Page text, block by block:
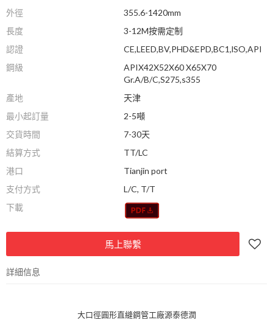
外徑
355.6-1420mm
長度
3-12M按需定制
認證
CE,LEED,BV,PHD&EPD,BC1,lSO,API
鋼級
APIX42X52X60 X65X70
Gr.A/B/C,S275,s355
產地
天津
最小起訂量
2-5噸
交貨時間
7-30天
結算方式
TT/LC
港口
Tianjin port
支付方式
L/C, T/T
下載
馬上聯繫
詳細信息
大口徑圓形直縫鋼管工廠源泰德潤